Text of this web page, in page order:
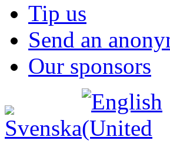
Tip us
Send an
Our sponsors